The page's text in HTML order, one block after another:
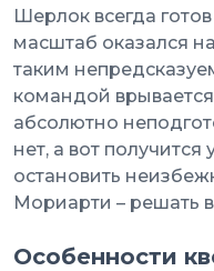
Шерлок всегда
масштаб оказался
таким
командой
абсолютно
нет, а вот
остановить
Мориарти – решать
Особенности